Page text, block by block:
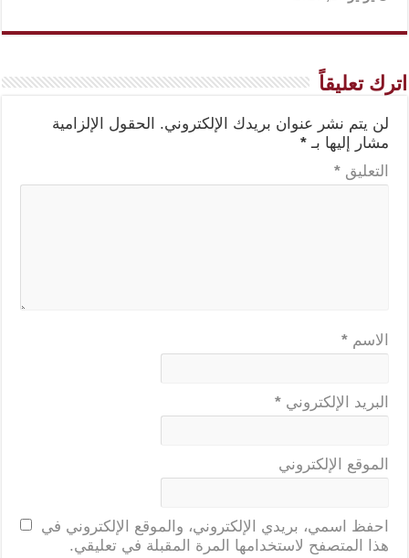
اترك تعليقاً
لن يتم نشر عنوان بريدك الإلكتروني.
الحقول الإلزامية
مشار إليها بـ *
التعليق *
الاسم *
البريد الإلكتروني *
الموقع الإلكتروني
احفظ اسمي، بريدي الإلكتروني، والموقع الإلكتروني في
هذا المتصفح لاستخدامها المرة المقبلة في تعليقي.